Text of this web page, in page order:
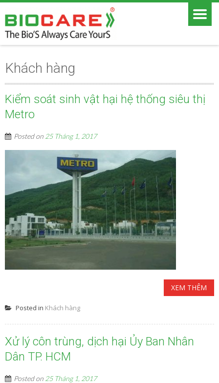
Khách hàng
Kiểm soát sinh vật hại hệ thống siêu thị
Metro
Posted on 25 Tháng 1, 2017
XEM THÊM
Posted in Khách hàng
Xử lý côn trùng, dịch hại Ủy Ban Nhân
Dân TP. HCM
Posted on 25 Tháng 1, 2017